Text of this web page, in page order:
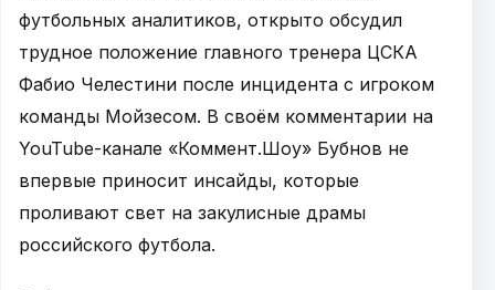
футбольных аналитиков, открыто обсудил
трудное положение главного тренера ЦСКА
Фабио Челестини после инцидента с игроком
команды Мойзесом. В своём комментарии на
YouTube-канале «Коммент.Шоу» Бубнов не
впервые приносит инсайды, которые
проливают свет на закулисные драмы
российского футбола.